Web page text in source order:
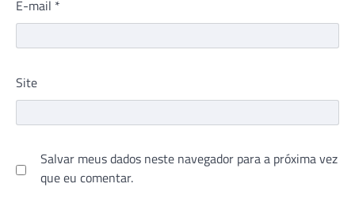
E-mail *
Site
Salvar meus dados neste navegador para a próxima vez
que eu comentar.